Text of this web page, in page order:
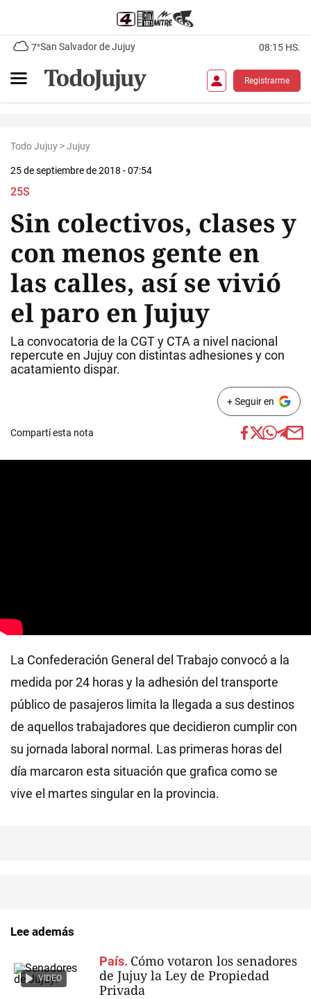
7°San Salvador de Jujuy 08:15 HS.
Registrarme
Todo Jujuy >Jujuy
25 de septiembre de 2018 - 07:54
25S
Sin colectivos, clases y
con menos gente en
las calles, así se vivió
el paro en Jujuy
La convocatoria de la CGT y CTA a nivel nacional
repercute en Jujuy con distintas adhesiones y con
acatamiento dispar.
+ Seguir en
Compartí esta nota
La Confederación General del Trabajo convocó a la
medida por 24 horas y la adhesión del transporte
público de pasajeros limita la llegada a sus destinos
de aquellos trabajadores que decidieron cumplir con
su jornada laboral normal. Las primeras horas del
día marcaron esta situación que grafica como se
vive el martes singular en la provincia.
Lee además
VIDEO
País. Cómo votaron los senadores
de Jujuy la Ley de Propiedad
Privada